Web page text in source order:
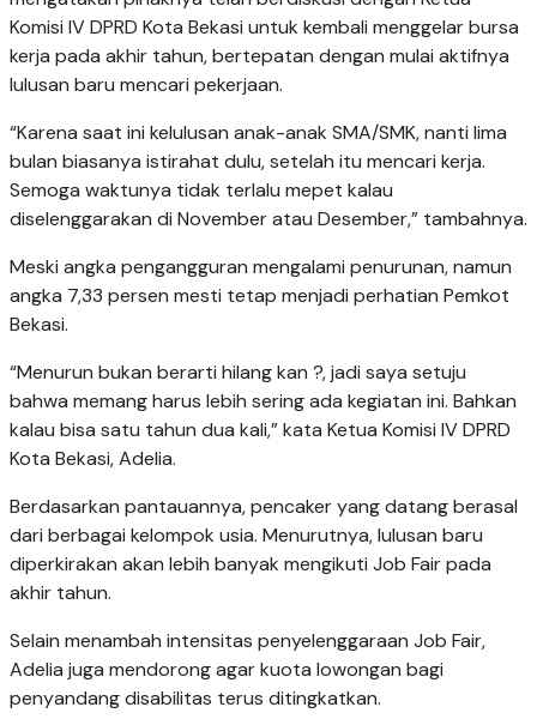
Komisi IV DPRD Kota Bekasi untuk kembali menggelar bursa
kerja pada akhir tahun, bertepatan dengan mulai aktifnya
lulusan baru mencari pekerjaan.
“Karena saat ini kelulusan anak-anak SMA/SMK, nanti lima
bulan biasanya istirahat dulu, setelah itu mencari kerja.
Semoga waktunya tidak terlalu mepet kalau
diselenggarakan di November atau Desember,” tambahnya.
Meski angka pengangguran mengalami penurunan, namun
angka 7,33 persen mesti tetap menjadi perhatian Pemkot
Bekasi.
“Menurun bukan berarti hilang kan ?, jadi saya setuju
bahwa memang harus lebih sering ada kegiatan ini. Bahkan
kalau bisa satu tahun dua kali,” kata Ketua Komisi IV DPRD
Kota Bekasi, Adelia.
Berdasarkan pantauannya, pencaker yang datang berasal
dari berbagai kelompok usia. Menurutnya, lulusan baru
diperkirakan akan lebih banyak mengikuti Job Fair pada
akhir tahun.
Selain menambah intensitas penyelenggaraan Job Fair,
Adelia juga mendorong agar kuota lowongan bagi
penyandang disabilitas terus ditingkatkan.